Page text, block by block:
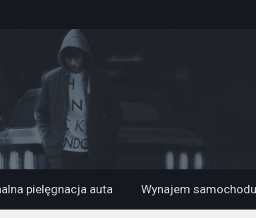
pielęgnacja auta Wynajem samochodu